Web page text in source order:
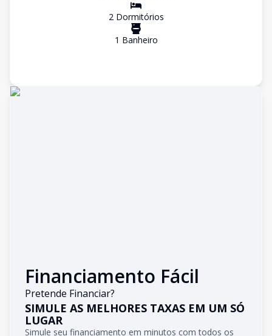
2Dormitórios
1 Banheiro
Financiamento Fácil
Pretende Financiar?
SIMULE AS MELHORES TAXAS EM UM SÓ
LUGAR
Simule seu financiamento em minutos com todos os